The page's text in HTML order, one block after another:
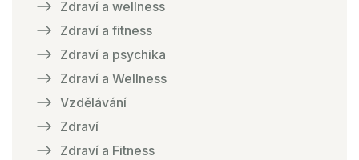
Zdraví a wellness
Zdraví a fitness
Zdraví a psychika
Zdraví a Wellness
Vzdělávání
Zdraví
Zdraví a Fitness